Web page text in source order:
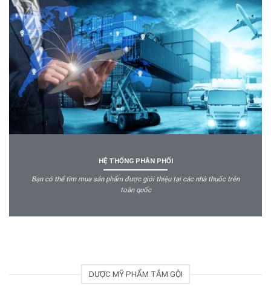
HỆ THỐNG PHÂN PHỐI
Bạn có thể tìm mua sản phẩm được giới thiệu tại các nhà thuốc trên
toàn quốc
DƯỢC MỸ PHẨM TẮM GỘI